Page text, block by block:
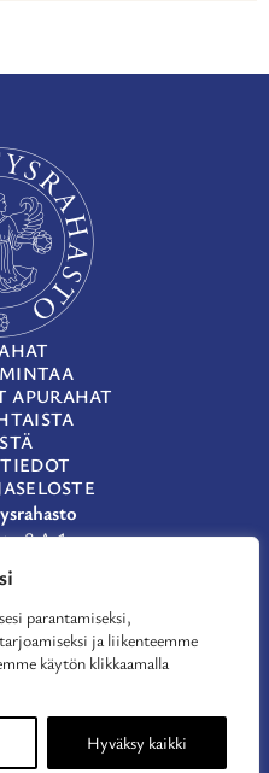
parantamiseksi,
ja liikenteemme
käytön klikkaamalla
Hyväksy kaikki
APURAHAT
8 A 1
933